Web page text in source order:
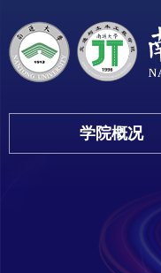
学院概况